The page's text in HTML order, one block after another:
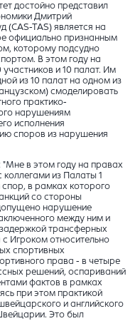
достойно представил
Дмитрий
(CAS-TAS) является на
официально признанным
которому подсудно
В этом году на
и 10 палат. Им
из 10 палат на одном из
смоделировать
практико-
нарушениям
исполнения
споров из нарушения
"Мне в этом году на правах
из Палаты 1
в рамках которого
со стороны
нарушение
между ним и
трансферных
Игроком относительно
спортивных
права - в четыре
решений, оспариваний
фактов в рамках
при этом практикой
и английского
Это был